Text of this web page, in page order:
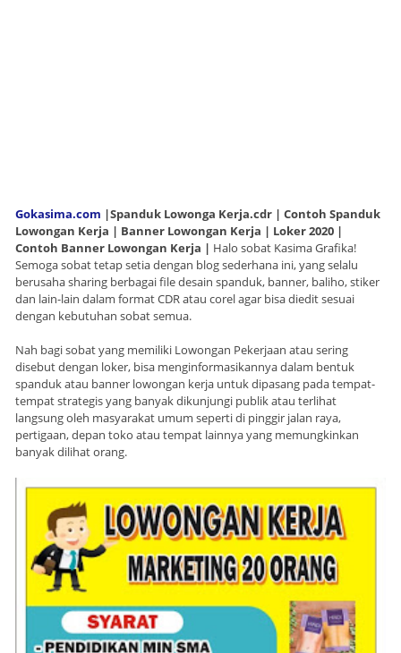
Gokasima.com |Spanduk Lowonga Kerja.cdr | Contoh Spanduk
Lowongan Kerja | Banner Lowongan Kerja | Loker 2020 |
Contoh Banner Lowongan Kerja | Halo sobat Kasima Grafika!
Semoga sobat tetap setia dengan blog sederhana ini, yang selalu
berusaha sharing berbagai file desain spanduk, banner, baliho, stiker
dan lain-lain dalam format CDR atau corel agar bisa diedit sesuai
dengan kebutuhan sobat semua.
Nah bagi sobat yang memiliki Lowongan Pekerjaan atau sering
disebut dengan loker, bisa menginformasikannya dalam bentuk
spanduk atau banner lowongan kerja untuk dipasang pada tempat-
tempat strategis yang banyak dikunjungi publik atau terlihat
langsung oleh masyarakat umum seperti di pinggir jalan raya,
pertigaan, depan toko atau tempat lainnya yang memungkinkan
banyak dilihat orang.